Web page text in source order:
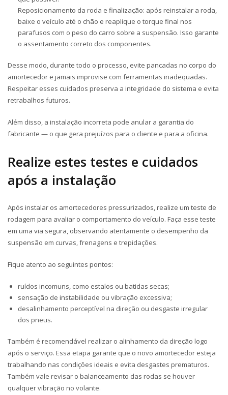
Reposicionamento da roda e finalização: após reinstalar a roda,
baixe o veículo até o chão e reaplique o torque final nos
parafusos com o peso do carro sobre a suspensão. Isso garante
o assentamento correto dos componentes.
Desse modo, durante todo o processo, evite pancadas no corpo do
amortecedor e jamais improvise com ferramentas inadequadas.
Respeitar esses cuidados preserva a integridade do sistema e evita
retrabalhos futuros.
Além disso, a instalação incorreta pode anular a garantia do
fabricante — o que gera prejuízos para o cliente e para a oficina.
Realize estes testes e cuidados
após a instalação
Após instalar os amortecedores pressurizados, realize um teste de
rodagem para avaliar o comportamento do veículo. Faça esse teste
em uma via segura, observando atentamente o desempenho da
suspensão em curvas, frenagens e trepidações.
Fique atento ao seguintes pontos:
ruídos incomuns, como estalos ou batidas secas;
sensação de instabilidade ou vibração excessiva;
desalinhamento perceptível na direção ou desgaste irregular
dos pneus.
Também é recomendável realizar o alinhamento da direção logo
após o serviço. Essa etapa garante que o novo amortecedor esteja
trabalhando nas condições ideais e evita desgastes prematuros.
Também vale revisar o balanceamento das rodas se houver
qualquer vibração no volante.